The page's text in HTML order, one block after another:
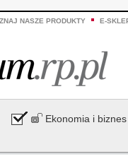
NASZE PRODUKTY E-
Ekonomia i biznes